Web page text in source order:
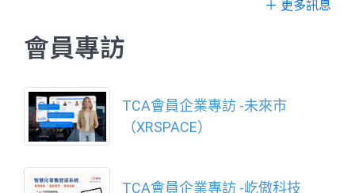
＋ 更多訊息
會員專訪
TCA會員企業專訪 -未來市
（XRSPACE）
TCA會員企業專訪 -屹傲科技